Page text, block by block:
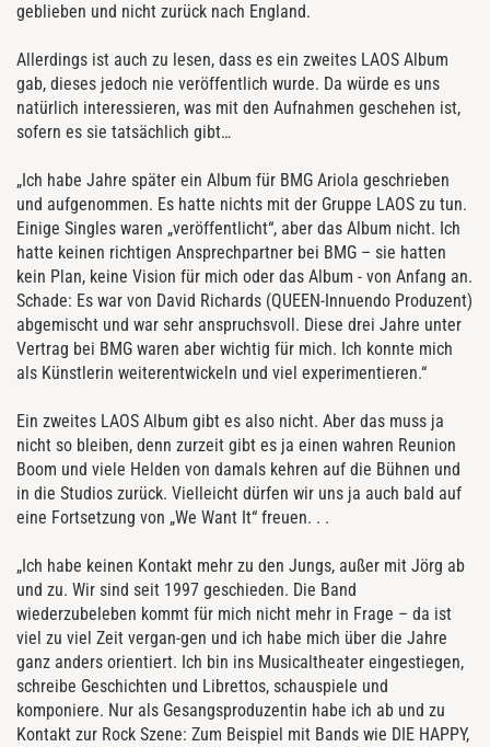
geblieben und nicht zurück nach England.
Allerdings ist auch zu lesen, dass es ein zweites LAOS Album
gab, dieses jedoch nie veröffentlich wurde. Da würde es uns
natürlich interessieren, was mit den Aufnahmen geschehen ist,
sofern es sie tatsächlich gibt…
„Ich habe Jahre später ein Album für BMG Ariola geschrieben
und aufgenommen. Es hatte nichts mit der Gruppe LAOS zu tun.
Einige Singles waren „veröffentlicht“, aber das Album nicht. Ich
hatte keinen richtigen Ansprechpartner bei BMG – sie hatten
kein Plan, keine Vision für mich oder das Album - von Anfang an.
Schade: Es war von David Richards (QUEEN-Innuendo Produzent)
abgemischt und war sehr anspruchsvoll. Diese drei Jahre unter
Vertrag bei BMG waren aber wichtig für mich. Ich konnte mich
als Künstlerin weiterentwickeln und viel experimentieren.“
Ein zweites LAOS Album gibt es also nicht. Aber das muss ja
nicht so bleiben, denn zurzeit gibt es ja einen wahren Reunion
Boom und viele Helden von damals kehren auf die Bühnen und
in die Studios zurück. Vielleicht dürfen wir uns ja auch bald auf
eine Fortsetzung von „We Want It“ freuen. . .
„Ich habe keinen Kontakt mehr zu den Jungs, außer mit Jörg ab
und zu. Wir sind seit 1997 geschieden. Die Band
wiederzubeleben kommt für mich nicht mehr in Frage – da ist
viel zu viel Zeit vergan-gen und ich habe mich über die Jahre
ganz anders orientiert. Ich bin ins Musicaltheater eingestiegen,
schreibe Geschichten und Librettos, schauspiele und
komponiere. Nur als Gesangsproduzentin habe ich ab und zu
Kontakt zur Rock Szene: Zum Beispiel mit Bands wie DIE HAPPY,